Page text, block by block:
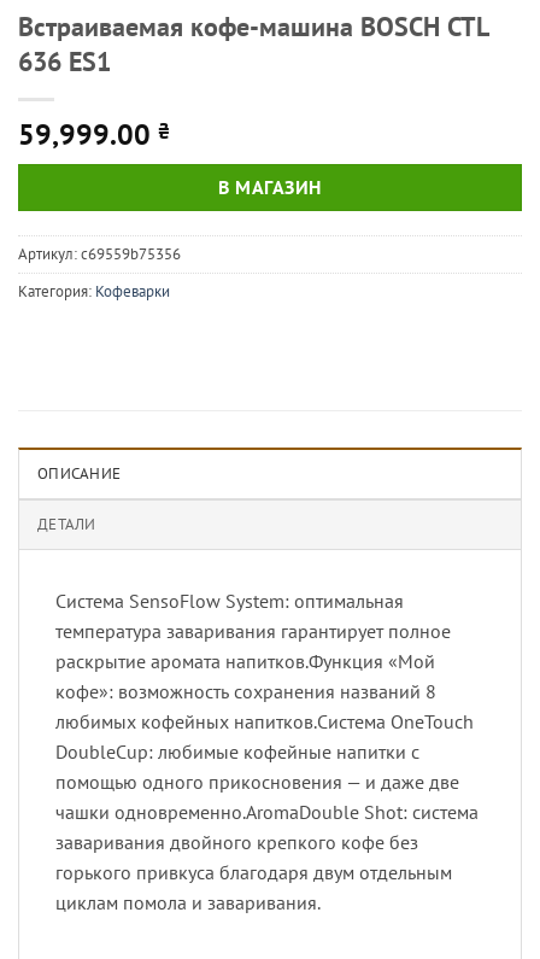
Встраиваемая кофе-машина BOSCH CTL
636 ES1
59,999.00 ₴
В МАГАЗИН
Артикул:c69559b75356
Категория: Кофеварки
ОПИСАНИЕ
ДЕТАЛИ
Система SensoFlow System: оптимальная
температура заваривания гарантирует полное
раскрытие аромата напитков.Функция «Мой
кофе»: возможность сохранения названий 8
любимых кофейных напитков.Система OneTouch
DoubleCup: любимые кофейные напитки с
помощью одного прикосновения — и даже две
чашки одновременно.AromaDouble Shot: система
заваривания двойного крепкого кофе без
горького привкуса благодаря двум отдельным
циклам помола и заваривания.